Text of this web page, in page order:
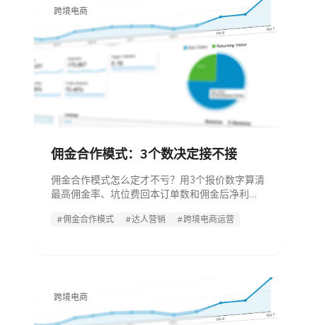
跨境电商
佣金合作模式：3个数决定接不接
佣金合作模式怎么定才不亏？用3个报价数字算清
最高佣金率、坑位费回本订单数和佣金后净利
#佣金合作模式 #达人营销 #跨境电商运营
跨境电商